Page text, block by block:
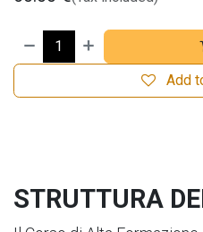
Add
STRUTTURA